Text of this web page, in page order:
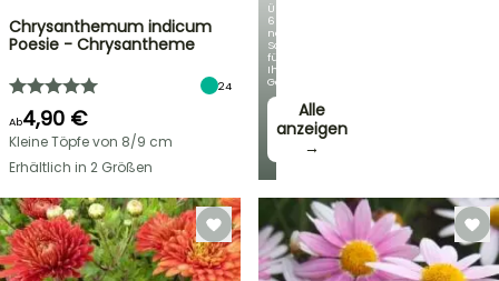
Über
60
neue
Sorten
für
Ihren
Garten!
Alle
anzeigen
→
Chrysanthemum indicum
Poesie - Chrysantheme
24
Ab4,90 €
Kleine Töpfe von 8/9 cm
Erhältlich in 2 Größen